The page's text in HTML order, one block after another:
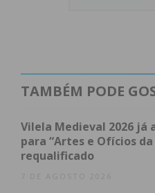
Os investimentos
assegurar uma melhor
no caso da unidade de
agudos, vai evitar que os
deslocar ao Hospital de
TAMBÉM PODE
Vilela Medieval 2026 já
para “Artes e Ofícios
requalificado
7 DE AGOSTO 2026